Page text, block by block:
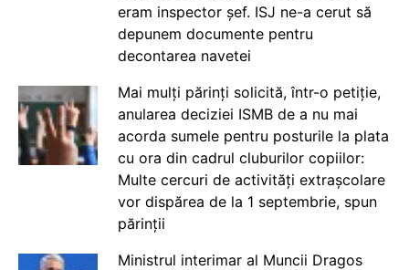
eram inspector șef. ISJ ne-a cerut să
depunem documente pentru
decontarea navetei
Mai mulți părinți solicită, într-o petiție,
anularea deciziei ISMB de a nu mai
acorda sumele pentru posturile la plata
cu ora din cadrul cluburilor copiilor:
Multe cercuri de activități extrașcolare
vor dispărea de la 1 septembrie, spun
părinții
Ministrul interimar al Muncii Dragos